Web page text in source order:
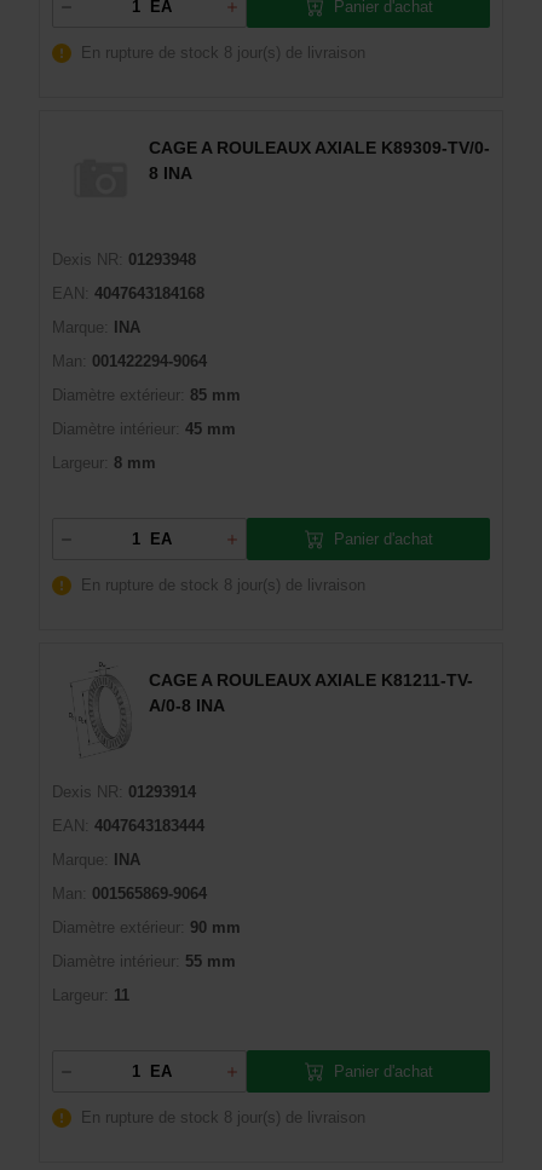
EA Panier d'achat
En rupture de stock 8 jour(s) de livraison
CAGE A ROULEAUX AXIALE K89309-TV/0-
8 INA
Dexis NR:
01293948
EAN:
4047643184168
Marque:
INA
Man:
001422294-9064
Diamètre extérieur: 85 mm
Diamètre intérieur: 45 mm
Largeur: 8 mm
EA Panier d'achat
En rupture de stock 8 jour(s) de livraison
CAGE A ROULEAUX AXIALE K81211-TV-
A/0-8 INA
Dexis NR:
01293914
EAN:
4047643183444
Marque:
INA
Man:
001565869-9064
Diamètre extérieur: 90 mm
Diamètre intérieur: 55 mm
Largeur: 11
EA Panier d'achat
En rupture de stock 8 jour(s) de livraison